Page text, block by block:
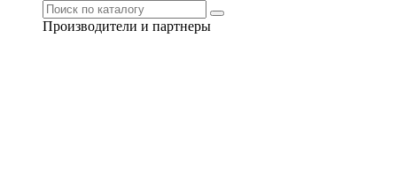
Производители и партнеры